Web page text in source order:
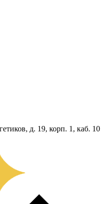
д. 19, корп. 1, каб. 10